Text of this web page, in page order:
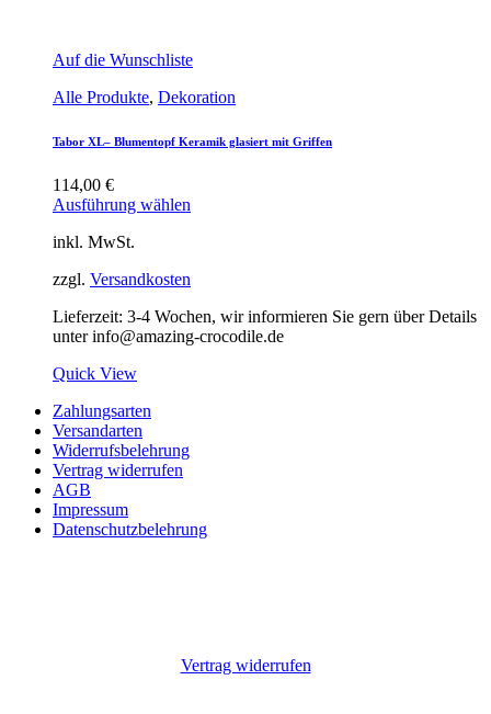
Auf die Wunschliste
Alle Produkte, Dekoration
Tabor XL– Blumentopf Keramik glasiert mit Griffen
114,00 €
Ausführung wählen
inkl. MwSt.
zzgl. Versandkosten
Lieferzeit: 3-4 Wochen, wir informieren Sie gern über Details
unter info@amazing-crocodile.de
Quick View
Zahlungsarten
Versandarten
Widerrufsbelehrung
Vertrag widerrufen
AGB
Impressum
Datenschutzbelehrung
Vertrag widerrufen